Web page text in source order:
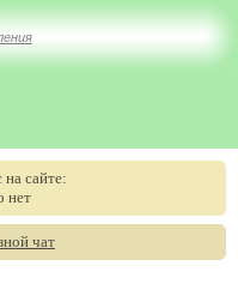
на сайте:
нет
чат